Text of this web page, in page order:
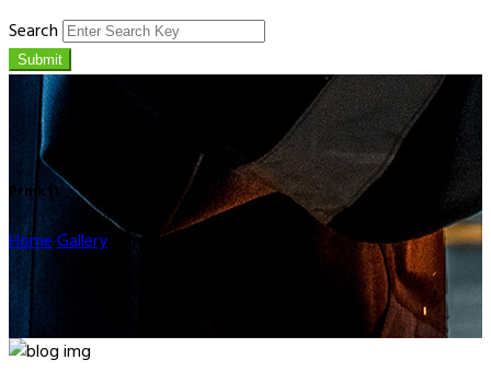
Search
Submit
Prmk11
HomeGallery prmk11